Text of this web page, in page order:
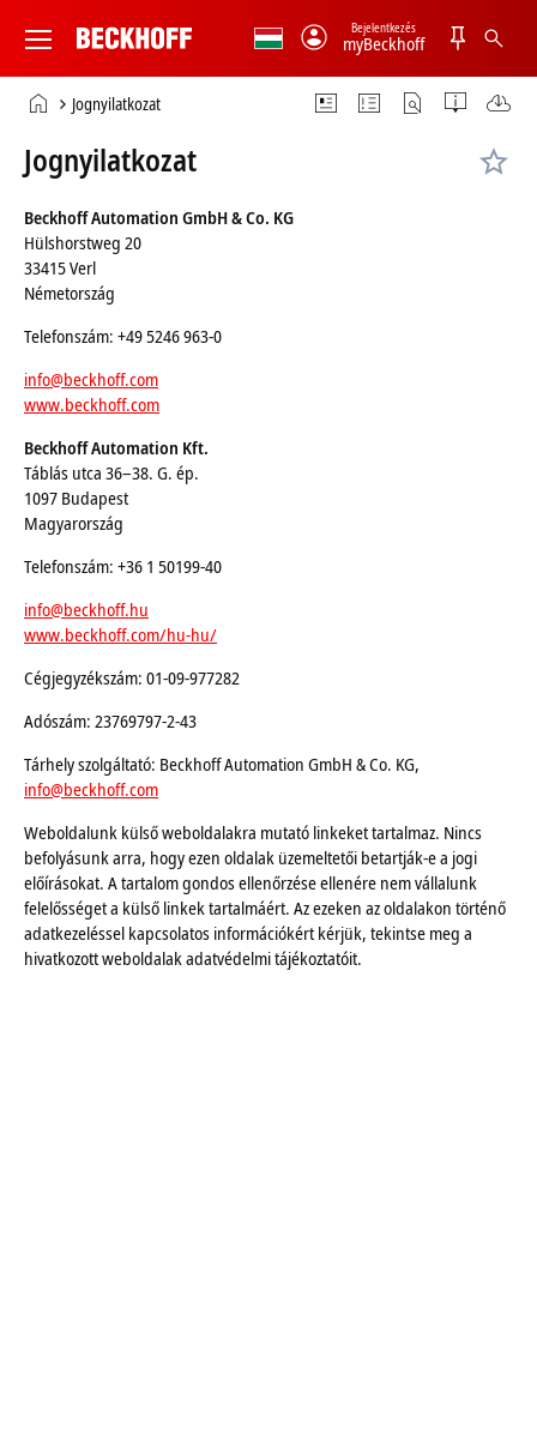
New
Technology
myBeckhoff
Bejelentkezés
KezdőlapJognyilatkozat
Jognyilatkozat
Beckhoff Automation GmbH & Co. KG
Hülshorstweg 20
33415 Verl
Németország
Telefonszám: +49 5246 963-0
info@beckhoff.com
www.beckhoff.com
Beckhoff Automation Kft.
Táblás utca 36–38. G. ép.
1097 Budapest
Magyarország
Telefonszám: +36 1 50199-40
info@beckhoff.hu
www.beckhoff.com/hu-hu/
Cégjegyzékszám: 01-09-977282
Adószám: 23769797-2-43
Tárhely szolgáltató: Beckhoff Automation GmbH & Co. KG,
info@beckhoff.com
Weboldalunk külső weboldalakra mutató linkeket tartalmaz. Nincs
befolyásunk arra, hogy ezen oldalak üzemeltetői betartják-e a jogi
előírásokat. A tartalom gondos ellenőrzése ellenére nem vállalunk
felelősséget a külső linkek tartalmáért. Az ezeken az oldalakon történő
adatkezeléssel kapcsolatos információkért kérjük, tekintse meg a
hivatkozott weboldalak adatvédelmi tájékoztatóit.